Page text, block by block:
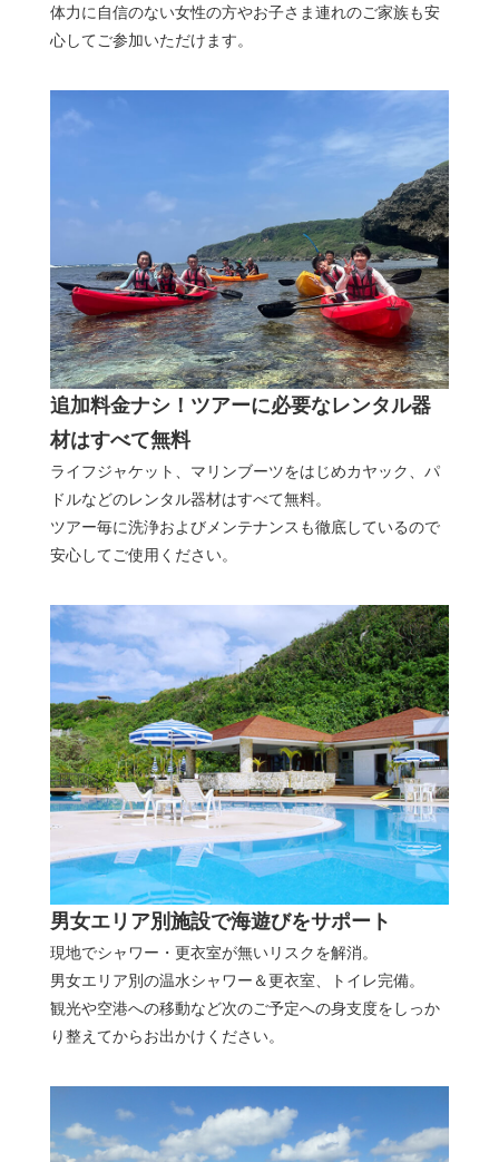
体力に自信のない女性の方やお子さま連れのご家族も安
心してご参加いただけます。
追加料金ナシ！ツアーに必要なレンタル器
材はすべて無料
ライフジャケット、マリンブーツをはじめカヤック、パ
ドルなどのレンタル器材はすべて無料。
ツアー毎に洗浄およびメンテナンスも徹底しているので
安心してご使用ください。
男女エリア別施設で海遊びをサポート
現地でシャワー・更衣室が無いリスクを解消。
男女エリア別の温水シャワー＆更衣室、トイレ完備。
観光や空港への移動など次のご予定への身支度をしっか
り整えてからお出かけください。